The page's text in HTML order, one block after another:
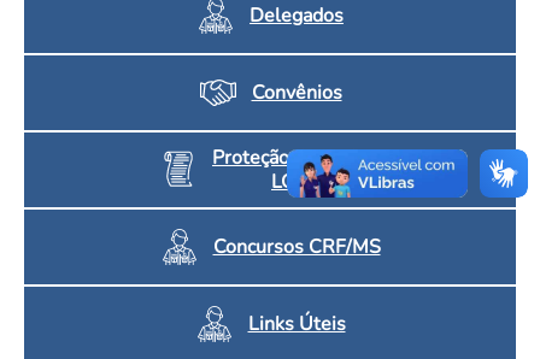
Delegados
Convênios
Proteção de Dados
LGPD
Concursos CRF/MS
Links Úteis